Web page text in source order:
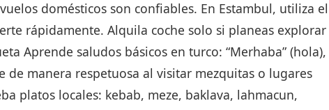
domésticos son confiables. En Estambul, utiliza el
rápidamente. Alquila coche solo si planeas explorar
Aprende saludos básicos en turco: “Merhaba” (hola),
de manera respetuosa al visitar mezquitas o lugares
platos locales: kebab, meze, baklava, lahmacun,